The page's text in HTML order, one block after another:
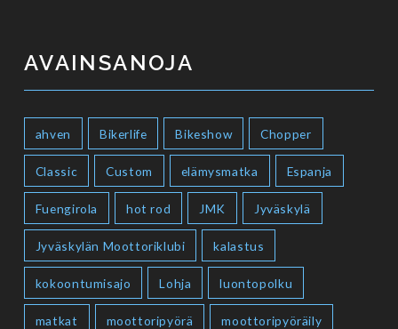
AVAINSANOJA
ahven Bikerlife Bikeshow Chopper
Classic Custom elämysmatka Espanja
Fuengirola hot rod JMK Jyväskylä
Jyväskylän Moottoriklubi kalastus
kokoontumisajo Lohja luontopolku
matkat moottoripyörä moottoripyöräily